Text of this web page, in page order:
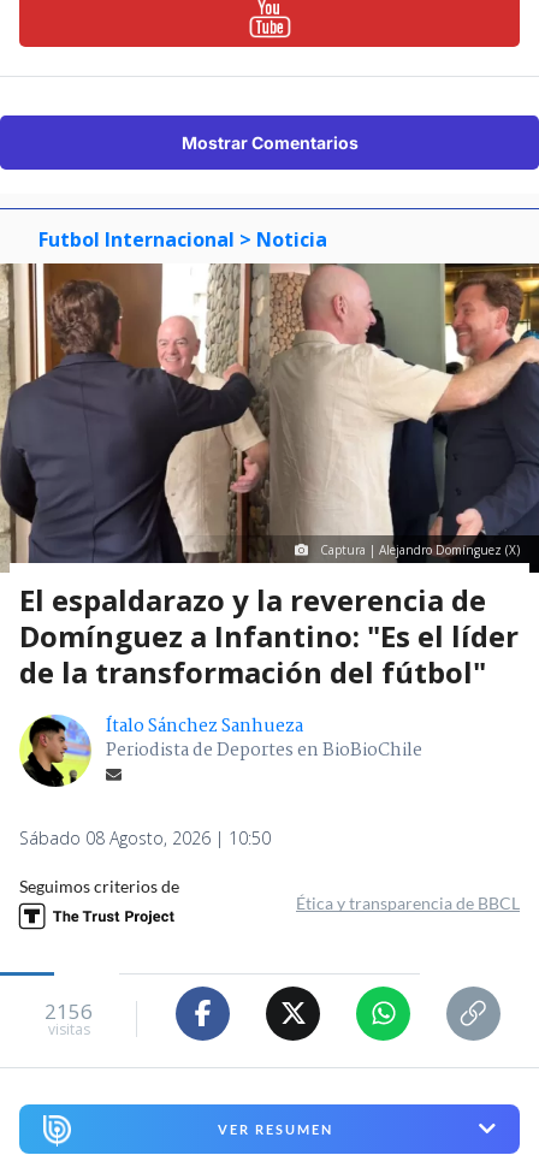
Mostrar Comentarios
Futbol Internacional > Noticia
Captura | Alejandro Domínguez (X)
El espaldarazo y la reverencia de
Domínguez a Infantino: "Es el líder
de la transformación del fútbol"
Ítalo Sánchez Sanhueza
Periodista de Deportes en BioBioChile
Sábado 08 Agosto, 2026 | 10:50
Seguimos criterios de
Ética y transparencia de BBCL
2156
visitas
VER RESUMEN